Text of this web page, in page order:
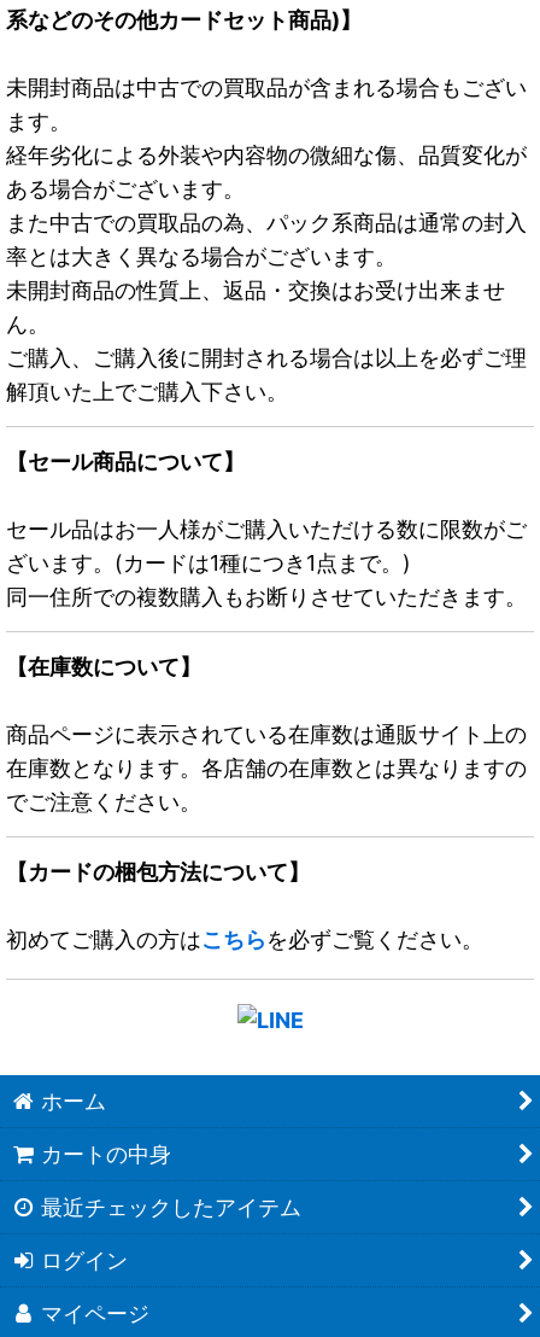
系などのその他カードセット商品)】
未開封商品は中古での買取品が含まれる場合もござい
ます。
経年劣化による外装や内容物の微細な傷、品質変化が
ある場合がございます。
また中古での買取品の為、パック系商品は通常の封入
率とは大きく異なる場合がございます。
未開封商品の性質上、返品・交換はお受け出来ませ
ん。
ご購入、ご購入後に開封される場合は以上を必ずご理
解頂いた上でご購入下さい。
【セール商品について】
セール品はお一人様がご購入いただける数に限数がご
ざいます。(カードは1種につき1点まで。)
同一住所での複数購入もお断りさせていただきます。
【在庫数について】
商品ページに表示されている在庫数は通販サイト上の
在庫数となります。各店舗の在庫数とは異なりますの
でご注意ください。
【カードの梱包方法について】
初めてご購入の方はこちらを必ずご覧ください。
ホーム
カートの中身
最近チェックしたアイテム
ログイン
マイページ